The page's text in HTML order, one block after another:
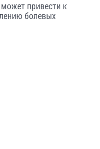
привести к
болевых